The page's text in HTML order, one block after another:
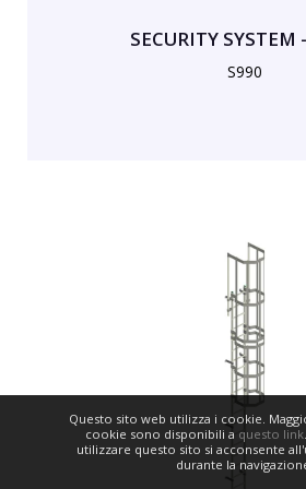
SECURITY SYSTEM
S990
Questo sito web utilizza i cookie.
cookie sono disponibili a questo link
utilizzare questo sito si acconsente
durante la